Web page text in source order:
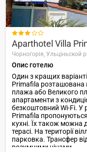

Aparthotel Villa
Чорногорія, Ульціньской
Опис готелю
Один з кращих
Primafila розташована
плажа або Великого
апартаменти з
безкоштовний Wi-Fi. У
Primafila
кухні. Їх також можна
терасі. На території
парковка. Трансфер
розумними цінами.